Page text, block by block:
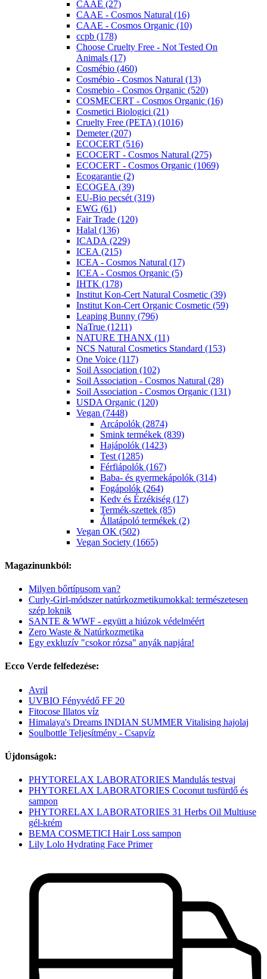
CAAE (27)
CAAE - Cosmos Natural (16)
CAAE - Cosmos Organic (10)
ccpb (178)
Choose Cruelty Free - Not Tested On
Animals (17)
Cosmébio (460)
Cosmébio - Cosmos Natural (13)
Cosmebio - Cosmos Organic (520)
COSMECERT - Cosmos Organic (16)
Cosmetici Biologici (21)
Cruelty Free (PETA) (1016)
Demeter (207)
ECOCERT (516)
ECOCERT - Cosmos Natural (275)
ECOCERT - Cosmos Organic (1069)
Ecogarantie (2)
ECOGEA (39)
EU-Bio pecsét (319)
EWG (61)
Fair Trade (120)
Halal (136)
ICADA (229)
ICEA (215)
ICEA - Cosmos Natural (17)
ICEA - Cosmos Organic (5)
IHTK (178)
Institut Kon-Cert Natural Cosmetic (39)
Institut Kon-Cert Organic Cosmetic (59)
Leaping Bunny (796)
NaTrue (1211)
NATURE THANX (11)
NCS Natural Cosmetics Standard (153)
One Voice (117)
Soil Association (102)
Soil Association - Cosmos Natural (28)
Soil Association - Cosmos Organic (131)
USDA Organic (120)
Vegan (7448)
Arcápolók (2874)
Smink termékek (839)
Hajápolók (1423)
Test (1285)
Férfiápolók (167)
Baba- és gyermekápolók (314)
Fogápolók (264)
Kedv és Érzékiség (17)
Termék-szettek (85)
Állatápoló termékek (2)
Vegan OK (502)
Vegan Society (1665)
Magazinunkból:
Milyen bőrtípusom van?
Curly-Girl-módszer natúrkozmetikumokkal: természetesen
szép loknik
SANTE & WWF - együtt a hiúzok védelméért
Zero Waste & Natúrkozmetika
Egy exkluzív "csokor rózsa" anyák napjára!
Ecco Verde felfedezése:
Avril
UVBIO Fényvédő FF 20
Fitocose Illatos víz
Himalaya's Dreams INDIAN SUMMER Vitalising hajolaj
Soulbottle Teljesítmény - Csapvíz
Újdonságok:
PHYTORELAX LABORATORIES Mandulás testvaj
PHYTORELAX LABORATORIES Coconut tusfürdő és
sampon
PHYTORELAX LABORATORIES 31 Herbs Oil Multiuse
gél-krém
BEMA COSMETICI Hair Loss sampon
Lily Lolo Hydrating Face Primer